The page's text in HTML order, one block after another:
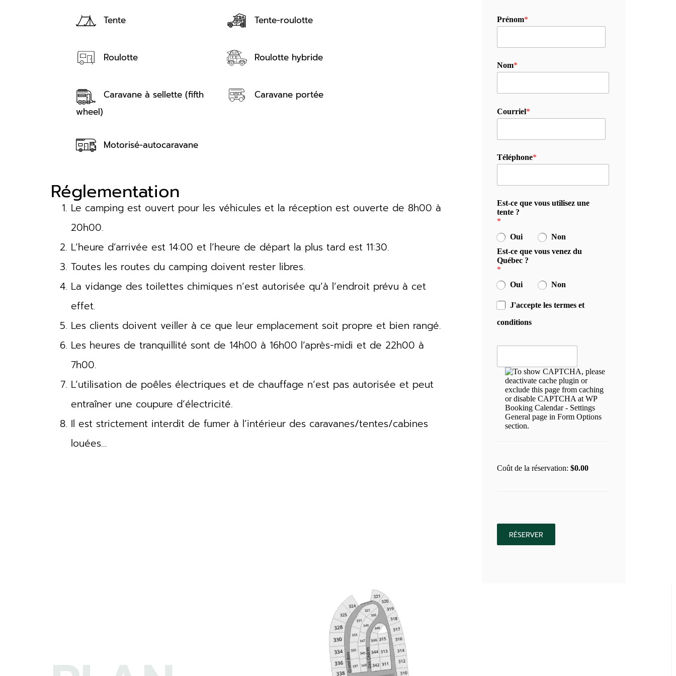
Tente Tente-roulotte
Roulotte Roulotte hybride
Caravane à sellette (fifth
wheel)
Caravane portée
Motorisé-autocaravane
Réglementation
Le camping est ouvert pour les véhicules et la réception est ouverte de 8h00 à
20h00.
L’heure d’arrivée est 14:00 et l’heure de départ la plus tard est 11:30.
Toutes les routes du camping doivent rester libres.
La vidange des toilettes chimiques n’est autorisée qu’à l’endroit prévu à cet
effet.
Les clients doivent veiller à ce que leur emplacement soit propre et bien rangé.
Les heures de tranquillité sont de 14h00 à 16h00 l’après-midi et de 22h00 à
7h00.
L’utilisation de poêles électriques et de chauffage n’est pas autorisée et peut
entraîner une coupure d’électricité.
Il est strictement interdit de fumer à l’intérieur des caravanes/tentes/cabines
louées…
Prénom*
Nom*
Courriel*
Téléphone*
Est-ce que vous utilisez une
tente ?
*
Oui
Non
Est-ce que vous venez du
Québec ?
*
Oui
Non
J'accepte les termes et
conditions
Coût de la réservation: $0.00